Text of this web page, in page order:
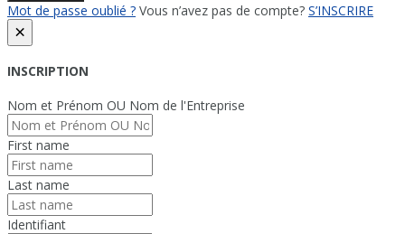
Mot de passe oublié ? Vous n’avez pas de compte? S’INSCRIRE
×
INSCRIPTION
Nom et Prénom OU Nom de l'Entreprise
First name
Last name
Identifiant